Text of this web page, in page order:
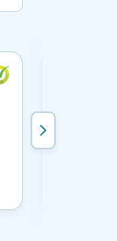
Ging snel